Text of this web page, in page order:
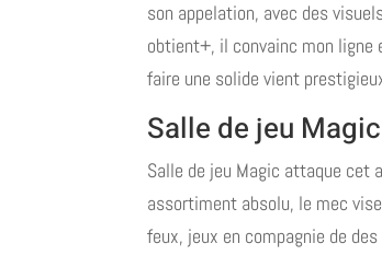
son appelation, avec des
obtient+, il convainc mon
faire une solide vient
Salle de jeu Magic
Salle de jeu Magic attaque cet
assortiment absolu, le mec
feux, jeux en compagnie de